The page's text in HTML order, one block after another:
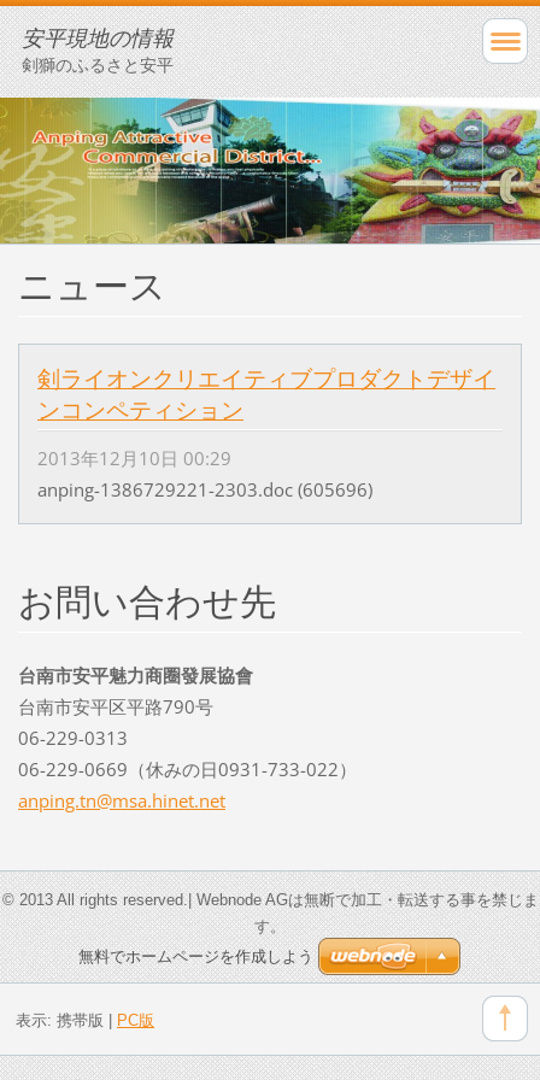
安平現地の情報
剣獅のふるさと安平
ニュース
剣ライオンクリエイティブプロダクトデザイ
ンコンペティション
2013年12月10日 00:29
anping-1386729221-2303.doc (605696)
お問い合わせ先
台南市安平魅力商圈發展協會
台南市安平区平路790号
06-229-0313
06-229-0669（休みの日0931-733-022）
anping.tn@msa.hinet.net
© 2013 All rights reserved.| Webnode AGは無断で加工・転送する事を禁じま
す。
無料でホームページを作成しよう
表示: 携帯版 | PC版